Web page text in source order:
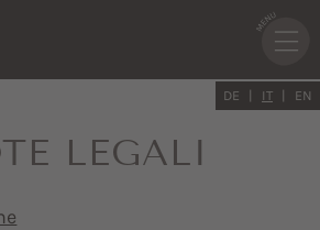
DE IT EN
LEGALI